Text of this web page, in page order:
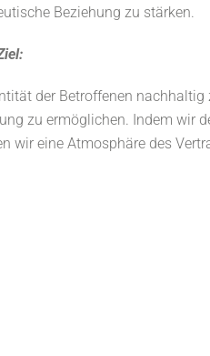
Beziehung zu stärken.
der Betroffenen nachhaltig
zu ermöglichen. Indem wir
wir eine Atmosphäre des